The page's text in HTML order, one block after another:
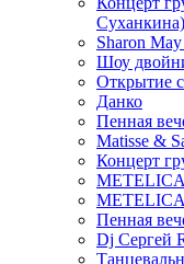
Суханкина)
Sharon
Шоу
Открытие
Данко
Пенная
Matisse &
Концерт
Пенная
Dj Сергей